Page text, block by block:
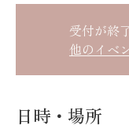
受付が終
他のイベ
日時・場所